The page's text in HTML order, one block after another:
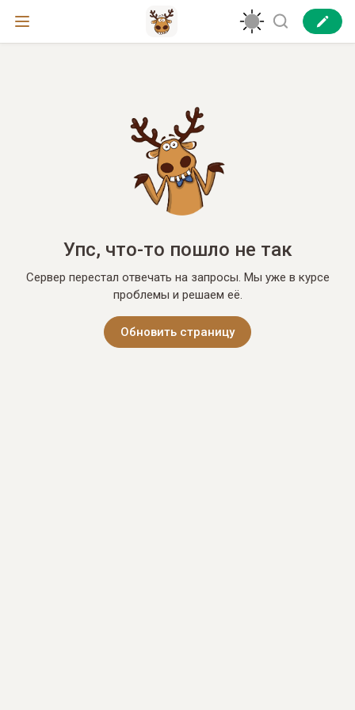
Упс, что-то пошло не так
Сервер перестал отвечать на запросы. Мы уже в курсе
проблемы и решаем её.
Обновить страницу